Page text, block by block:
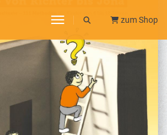
toggle navigation
zum Shop